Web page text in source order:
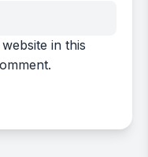
in this